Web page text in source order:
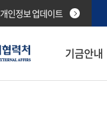
개인정보 업데이트
기금안내